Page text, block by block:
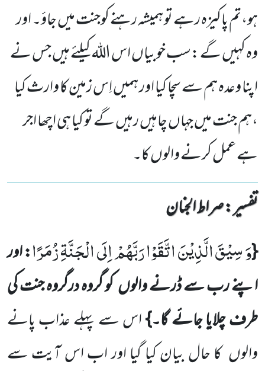
ہو،تم پاکیزہ رہے تو ہمیشہ رہنے کوجنت میں جاؤ۔ اور
وہ کہیں گے :سب خوبیاں اس اللہ کیلئے ہیں جس نے
اپنا وعدہ ہم سے سچا کیا اور ہمیں اِس زمین کا وارث کیا
،ہم جنت میں جہاں چاہیں رہیں گے تو کیا ہی اچھا اجر
ہے عمل کرنے والوں کا۔
تفسیر : ‎صراط الجنان
{وَ سِیْقَ الَّذِیْنَ اتَّقَوْا رَبَّهُمْ اِلَى الْجَنَّةِ زُمَرًا: اور
اپنے رب سے ڈرنے والوںکو گروہ درگروہ جنت کی
طرف چلایا جائے گا۔}اس سے پہلے عذاب پانے
والوں کا حال بیان کیا گیا اور اب اس آیت سے